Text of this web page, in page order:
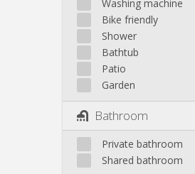
Washing machine
Bike friendly
Shower
Bathtub
Patio
Garden
Bathroom
Private bathroom
Shared bathroom